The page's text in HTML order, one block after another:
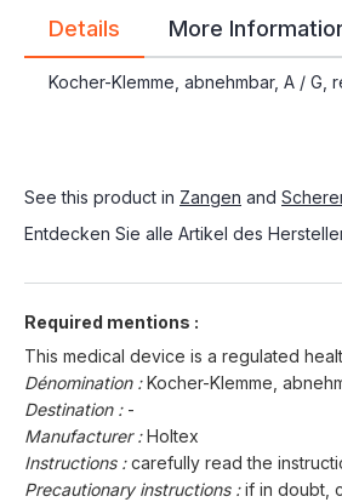
Details
Kocher-Klemme, abnehmbar, A / G,
More
See this product in Zangen and
Entdecken Sie alle Artikel des
Required mentions :
This medical device is a regulated
Dénomination :Kocher-Klemme,
Destination : -
Manufacturer :Holtex
Instructions :carefully read the
Precautionary instructions :if in doubt,